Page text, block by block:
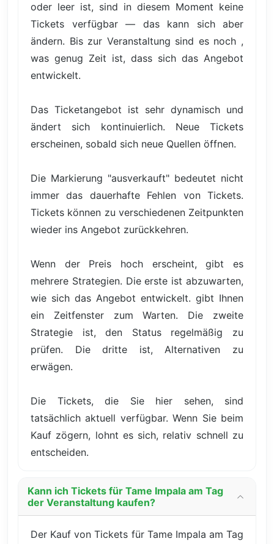
oder leer ist, sind in diesem Moment keine
Tickets verfügbar — das kann sich aber
ändern. Bis zur Veranstaltung sind es noch ,
was genug Zeit ist, dass sich das Angebot
entwickelt.
Das Ticketangebot ist sehr dynamisch und
ändert sich kontinuierlich. Neue Tickets
erscheinen, sobald sich neue Quellen öffnen.
Die Markierung "ausverkauft" bedeutet nicht
immer das dauerhafte Fehlen von Tickets.
Tickets können zu verschiedenen Zeitpunkten
wieder ins Angebot zurückkehren.
Wenn der Preis hoch erscheint, gibt es
mehrere Strategien. Die erste ist abzuwarten,
wie sich das Angebot entwickelt. gibt Ihnen
ein Zeitfenster zum Warten. Die zweite
Strategie ist, den Status regelmäßig zu
prüfen. Die dritte ist, Alternativen zu
erwägen.
Die Tickets, die Sie hier sehen, sind
tatsächlich aktuell verfügbar. Wenn Sie beim
Kauf zögern, lohnt es sich, relativ schnell zu
entscheiden.
Kann ich Tickets für Tame Impala am Tag
der Veranstaltung kaufen?
Der Kauf von Tickets für Tame Impala am Tag